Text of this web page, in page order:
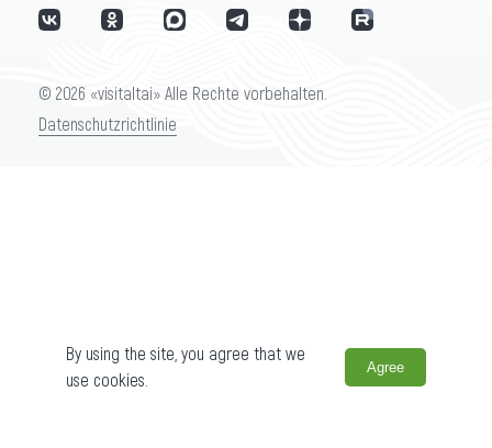
© 2026 «visitaltai» Alle Rechte vorbehalten.
Datenschutzrichtlinie
By using the site, you agree that we
use cookies.
Agree